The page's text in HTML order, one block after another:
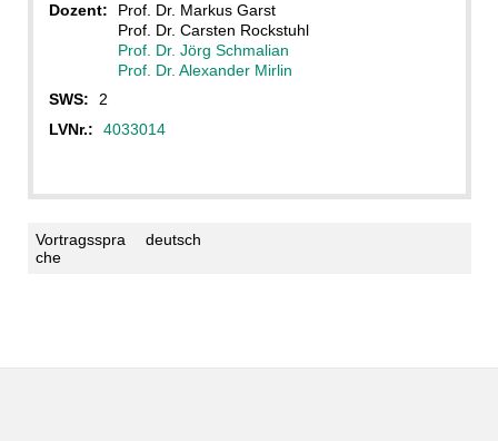
Dozent:
Prof. Dr. Markus Garst
Prof. Dr. Carsten Rockstuhl
Prof. Dr. Jörg Schmalian
Prof. Dr. Alexander Mirlin
SWS:
2
LVNr.:
4033014
Vortragsspra
che
deutsch